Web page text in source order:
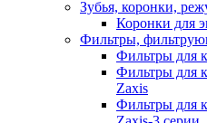
Зубья, коронки,
Коронки для
Фильтры,
Фильтры для
Фильтры для
Zaxis
Фильтры для